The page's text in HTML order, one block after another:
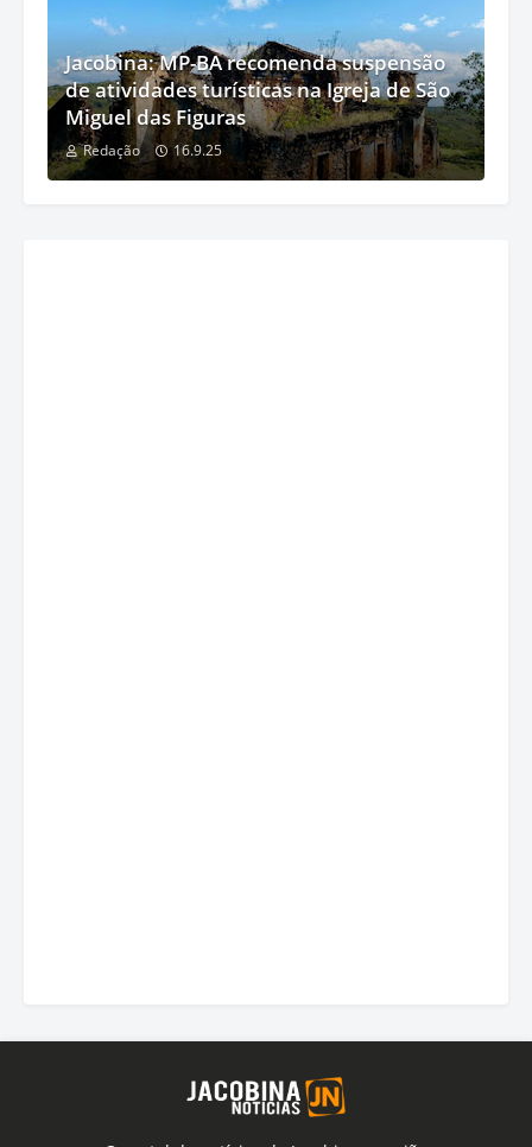
Jacobina: MP-BA recomenda suspensão
de atividades turísticas na Igreja de São
Miguel das Figuras
Redação 16.9.25